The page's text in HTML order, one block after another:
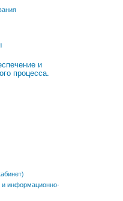
и
процесса.
информационно-